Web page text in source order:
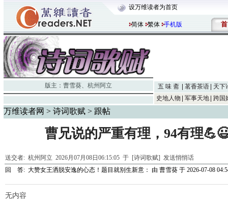
设万维读者为首页
简体 繁体 手机版 首
版主： 曹雪葵、 杭州阿立 五 味 斋 茗香茶语
天下
史地人物
军事天地 跨国
万维读者网 > 诗词歌赋 > 跟帖
曹兄说的严重有理，94有理
送交者: 杭州阿立 2026月07月08日06:15:05 于 [诗词歌赋] 发送悄悄话
回 答: 大赞女王洒脱安逸的心态！题目就别生新意： 由 曹雪葵 于 2026-07-08
无内容